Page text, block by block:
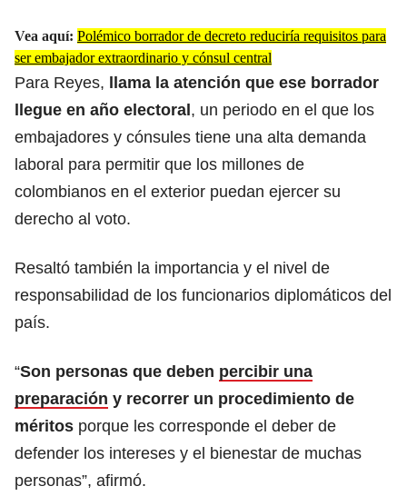
Vea aquí: Polémico borrador de decreto reduciría requisitos para
ser embajador extraordinario y cónsul central
Para Reyes, llama la atención que ese borrador
llegue en año electoral, un periodo en el que los
embajadores y cónsules tiene una alta demanda
laboral para permitir que los millones de
colombianos en el exterior puedan ejercer su
derecho al voto.
Resaltó también la importancia y el nivel de
responsabilidad de los funcionarios diplomáticos del
país.
“Son personas que deben percibir una
preparación y recorrer un procedimiento de
méritos porque les corresponde el deber de
defender los intereses y el bienestar de muchas
personas”, afirmó.